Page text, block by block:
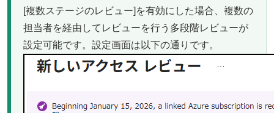
[複数ステージのレビュー]を有効にした場合、複数の
担当者を経由してレビューを行う多段階レビューが
設定可能です。設定画面は以下の通りです。